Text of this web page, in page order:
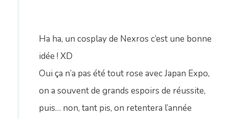
Ha ha, un cosplay de Nexros c’est une bonne
idée ! XD
Oui ça n’a pas été tout rose avec Japan Expo,
on a souvent de grands espoirs de réussite,
puis… non, tant pis, on retentera l’année